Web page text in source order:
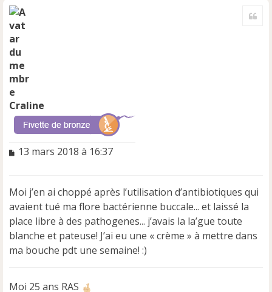
Craline
M
s
a
g
e
n
o
n
13 mars 2018 à 16:37
Moi j’en ai choppé après l’utilisation d’antibiotiques qui
avaient tué ma flore bactérienne buccale... et laissé la
place libre à des pathogenes... j’avais la la’gue toute
blanche et pateuse! J’ai eu une « crème » à mettre dans
ma bouche pdt une semaine! :)
Moi 25 ans RAS